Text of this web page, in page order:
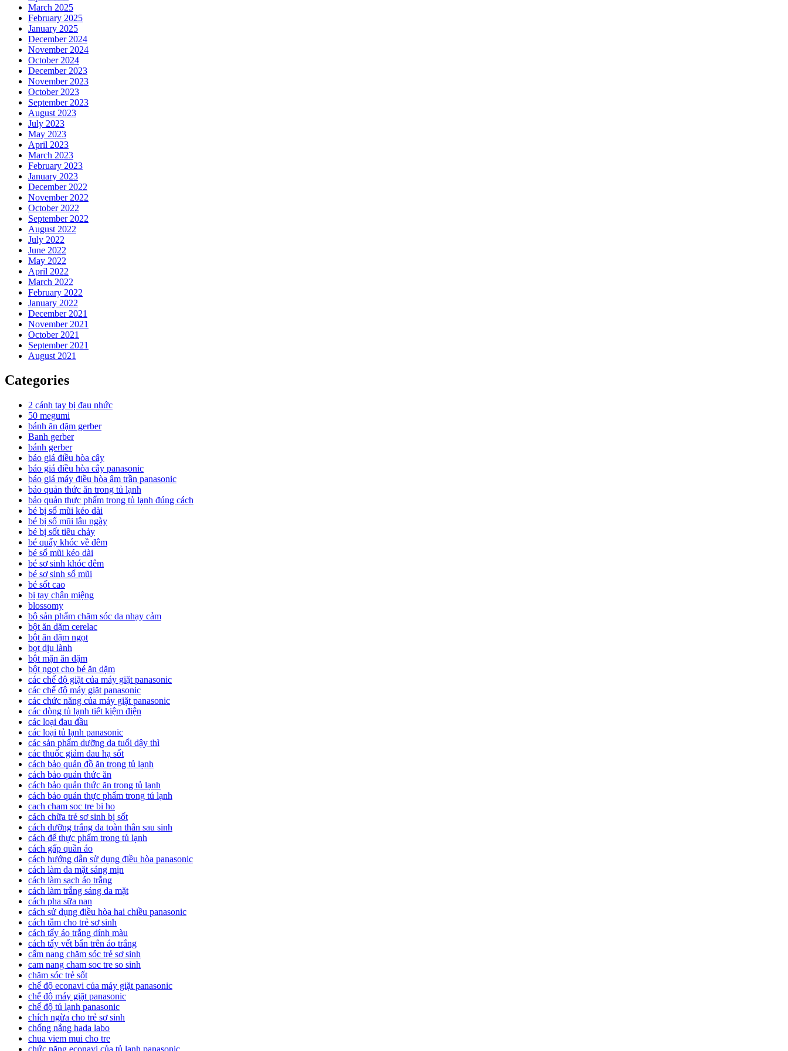
March 2025
February 2025
January 2025
December 2024
November 2024
October 2024
December 2023
November 2023
October 2023
September 2023
August 2023
July 2023
May 2023
April 2023
March 2023
February 2023
January 2023
December 2022
November 2022
October 2022
September 2022
August 2022
July 2022
June 2022
May 2022
April 2022
March 2022
February 2022
January 2022
December 2021
November 2021
October 2021
September 2021
August 2021
Categories
2 cánh tay bị đau nhức
50 megumi
bánh ăn dặm gerber
Banh gerber
bánh gerber
báo giá điều hòa cây
báo giá điều hòa cây panasonic
báo giá máy điều hòa âm trần panasonic
bảo quản thức ăn trong tủ lạnh
bảo quản thực phẩm trong tủ lạnh đúng cách
bé bị sổ mũi kéo dài
bé bị sổ mũi lâu ngày
bé bị sốt tiêu chảy
bé quấy khóc về đêm
bé sổ mũi kéo dài
bé sơ sinh khóc đêm
bé sơ sinh sổ mũi
bé sốt cao
bị tay chân miệng
blossomy
bộ sản phẩm chăm sóc da nhạy cảm
bột ăn dặm cerelac
bột ăn dặm ngọt
bọt dịu lành
bột mặn ăn dặm
bột ngọt cho bé ăn dặm
các chế độ giặt của máy giặt panasonic
các chế độ máy giặt panasonic
các chức năng của máy giặt panasonic
các dòng tủ lạnh tiết kiệm điện
các loại đau đầu
các loại tủ lạnh panasonic
các sản phẩm dưỡng da tuổi dậy thì
các thuốc giảm đau hạ sốt
cách bảo quản đồ ăn trong tủ lạnh
cách bảo quản thức ăn
cách bảo quản thức ăn trong tủ lạnh
cách bảo quản thực phẩm trong tủ lạnh
cach cham soc tre bi ho
cách chữa trẻ sơ sinh bị sốt
cách dưỡng trắng da toàn thân sau sinh
cách để thực phẩm trong tủ lạnh
cách gấp quần áo
cách hướng dẫn sử dụng điều hòa panasonic
cách làm da mặt sáng mịn
cách làm sạch áo trắng
cách làm trắng sáng da mặt
cách pha sữa nan
cách sử dụng điều hòa hai chiều panasonic
cách tắm cho trẻ sơ sinh
cách tẩy áo trắng dính màu
cách tẩy vết bẩn trên áo trắng
cẩm nang chăm sóc trẻ sơ sinh
cam nang cham soc tre so sinh
chăm sóc trẻ sốt
chế độ econavi của máy giặt panasonic
chế độ máy giặt panasonic
chế độ tủ lạnh panasonic
chích ngừa cho trẻ sơ sinh
chống nắng hada labo
chua viem mui cho tre